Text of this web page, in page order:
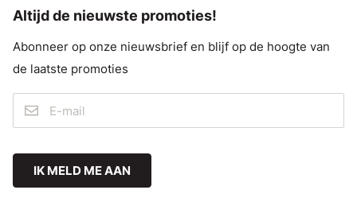
Altijd de nieuwste promoties!
Abonneer op onze nieuwsbrief en blijf op de hoogte van
de laatste promoties
IK MELD ME AAN